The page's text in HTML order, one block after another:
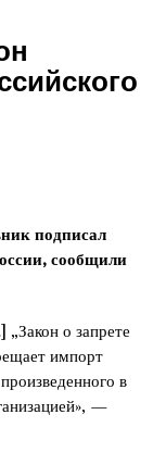
подписал
сообщили
о запрете
импорт
в
—